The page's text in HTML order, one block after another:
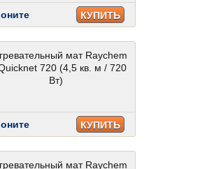
КУПИТЬ
мат Raychem
720 (4,5 кв. м / 720
Вт)
КУПИТЬ
мат Raychem